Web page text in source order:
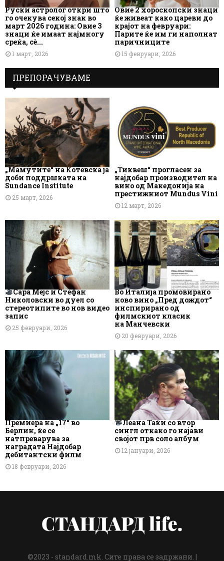
Руски астролог откри што
го очекува секој знак во
март 2026 година: Овие 3
знаци ќе имаат најмногу
среќа, сè...
1 март, 2026
Овие 2 хороскопски знаци
ќе живеат како цареви до
крајот на февруари:
Парите ќе им ги наполнат
паричниците
15 февруари, 2026
ПРЕПОРАЧУВАМЕ
„Мамутите“ на Котевска ја
доби поддршката на
Sundance Institute
25 март, 2026
„Тиквеш“ прогласен за
најдобар производител на
вино од Македонија на
престижниот Mundus Vini
12 март, 2026
Сара Мејс и Стефан
Николовски во дуел со
стереотипите во нов видео
запис
25 февруари, 2026
Во Италија промовирано
ново вино „Пред дождот“
инспирирано од
филмскиот класик
на Манчевски
20 февруари, 2026
Премиера на „17“ во
Берлин, ќе се
натпреварува за
наградата Најдобар
дебитантски филм
18 февруари, 2026
Леана Таќи со втор
сингл откако го најави
својот прв соло албум
12 јануари, 2026
©2023 - standard.mk. Сите права се задржани. |